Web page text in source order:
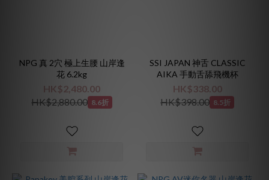
NPG 真 2穴 極上生腰 山岸逢
花 6.2kg
HK$2,480.00
HK$2,880.00 8.6折
SSI JAPAN 神舌 CLASSIC
AIKA 手動舌舔飛機杯
HK$338.00
HK$398.00 8.5折